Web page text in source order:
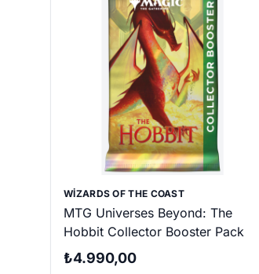
WIZARDS OF THE COAST
MTG Universes Beyond: The
Hobbit Collector Booster Pack
₺4.990,00